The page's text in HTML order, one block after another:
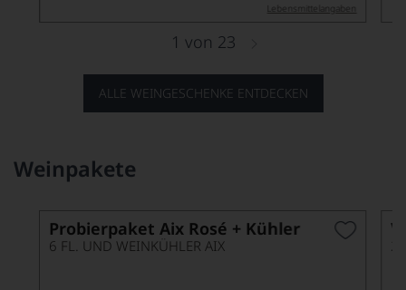
ALLE WEINGESCHENKE ENTDECKEN
Lebensmittel­angaben
1 von 23
Weinpakete
Probierpaket Aix Rosé + Kühler
6 FL. UND WEINKÜHLER AIX